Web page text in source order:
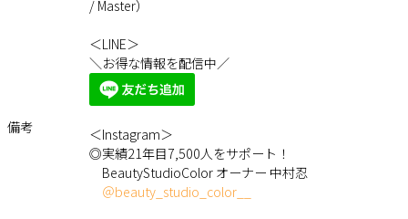
備考
/ Master）
＜LINE＞
＼お得な情報を配信中／
＜Instagram＞
◎実績21年目7,500人をサポート！
BeautyStudioColor オーナー 中村忍
＠beauty_studio_color__